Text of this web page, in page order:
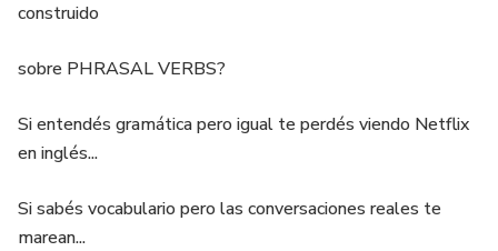
construido
sobre PHRASAL VERBS?
Si entendés gramática pero igual te perdés viendo Netflix
en inglés...
Si sabés vocabulario pero las conversaciones reales te
marean...